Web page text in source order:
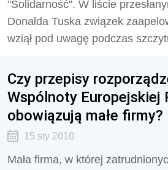
"Solidarność". W liście
Donalda Tuska związek
wziął pod uwagę podczas
Czy przepisy
Wspólnoty Europejskiej
obowiązują małe firmy?
15 sty 2010
Mała firma, w której